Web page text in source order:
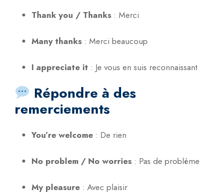
Thank you / Thanks : Merci
Many thanks : Merci beaucoup
I appreciate it : Je vous en suis reconnaissant
Répondre à des
remerciements
You’re welcome : De rien
No problem / No worries : Pas de problème
My pleasure : Avec plaisir